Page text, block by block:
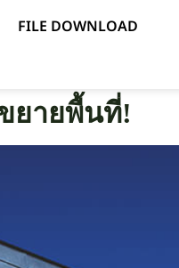
FILE DOWNLOAD
ยายพื้นที่!